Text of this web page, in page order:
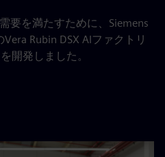
要を満たすために、Siemens
Rubin DSX AIファクトリ
開発しました。